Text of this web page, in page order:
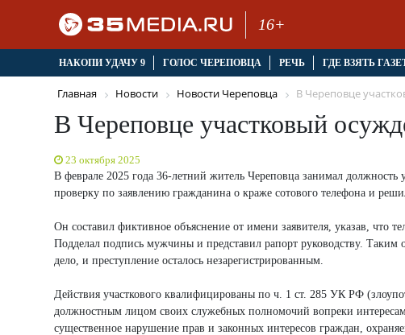
16+
НАКОПИ УДАЧУ 9 ГОЛОС ЧЕРЕПОВЦА РЕЧЬ ГДЕ ВЗЯТЬ
Главная Новости Новости Череповца В Череповце
В Череповце участковый
23 октября 2025
В феврале 2025 года 36-летний житель Череповца занимал
проверку по заявлению гражданина о краже сотового телефона и
Он составил фиктивное объяснение от имени заявителя, указав, что
Подделал подпись мужчины и представил рапорт руководству.
дело, и преступление осталось незарегистрированным.
Действия участкового квалифицированы по ч. 1 ст. 285 УК РФ
должностным лицом своих служебных полномочий вопреки
существенное нарушение прав и законных интересов граждан,